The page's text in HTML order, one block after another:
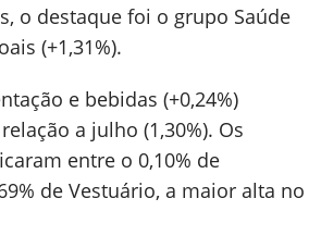
o destaque foi o grupo Saúde
(+1,31%).
e bebidas (+0,24%)
a julho (1,30%). Os
entre o 0,10% de
de Vestuário, a maior alta no